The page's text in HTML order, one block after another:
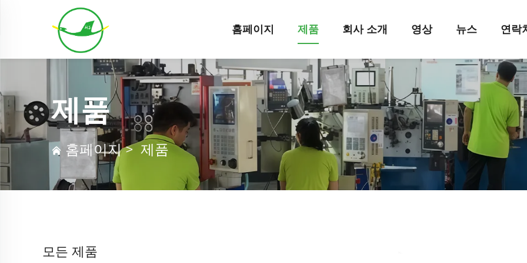
홈페이지 제품 회사 소개 영상 뉴스 연락
제품
홈페이지> 제품
모든 제품